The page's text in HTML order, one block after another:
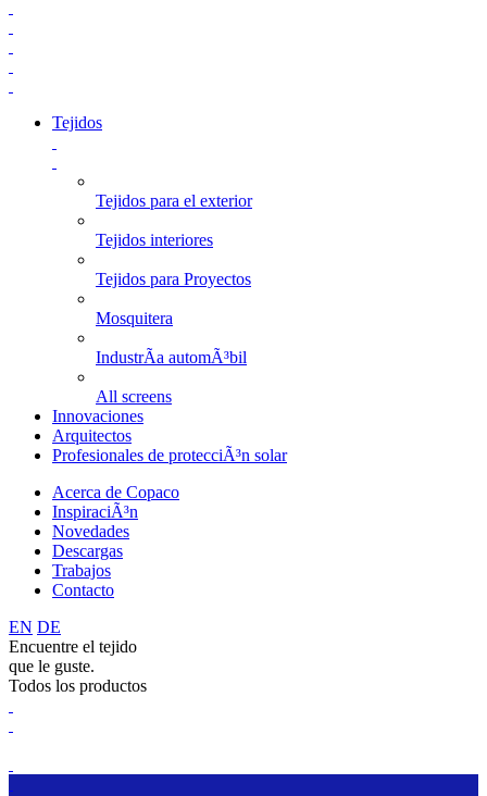
Tejidos
Tejidos para el exterior
Tejidos interiores
Tejidos para Proyectos
Mosquitera
IndustrÃ­a automÃ³bil
All screens
Innovaciones
Arquitectos
Profesionales de protecciÃ³n solar
Acerca de Copaco
InspiraciÃ³n
Novedades
Descargas
Trabajos
Contacto
EN DE
Encuentre el tejido
que le guste.
Todos los productos